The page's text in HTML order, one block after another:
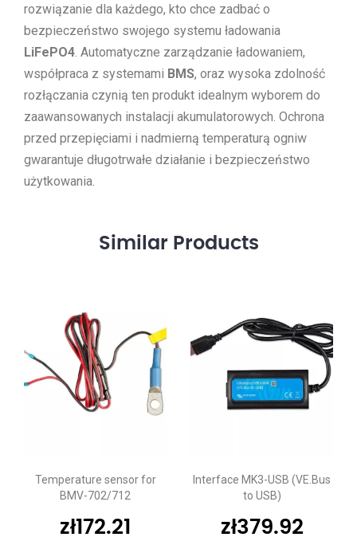
rozwiązanie dla każdego, kto chce zadbać o
bezpieczeństwo swojego systemu ładowania
LiFePO4 . Automatyczne zarządzanie ładowaniem,
współpraca z systemami BMS, oraz wysoka zdolność
rozłączania czynią ten produkt idealnym wyborem do
zaawansowanych instalacji akumulatorowych. Ochrona
przed przepięciami i nadmierną temperaturą ogniw
gwarantuje długotrwałe działanie i bezpieczeństwo
użytkowania.
Similar Products
Temperature sensor for
BMV-702/712
zł172.21
Interface MK3-USB (VE.Bus
to USB)
zł379.92